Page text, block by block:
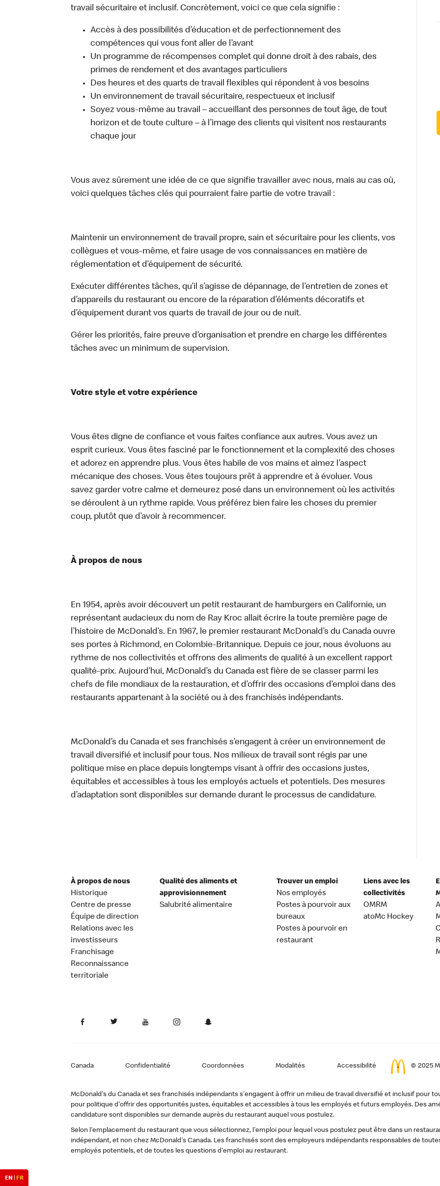
travail sécuritaire et inclusif. Concrètement, voici ce que cela signifie :
Accès à des possibilités d’éducation et de perfectionnement des
compétences qui vous font aller de l’avant
Un programme de récompenses complet qui donne droit à des rabais, des
primes de rendement et des avantages particuliers
Des heures et des quarts de travail flexibles qui répondent à vos besoins
Un environnement de travail sécuritaire, respectueux et inclusif
Soyez vous-même au travail – accueillant des personnes de tout âge, de tout
horizon et de toute culture – à l’image des clients qui visitent nos restaurants
chaque jour
Vous avez sûrement une idée de ce que signifie travailler avec nous, mais au cas où,
voici quelques tâches clés qui pourraient faire partie de votre travail :
Maintenir un environnement de travail propre, sain et sécuritaire pour les clients, vos
collègues et vous-même, et faire usage de vos connaissances en matière de
réglementation et d’équipement de sécurité.
Exécuter différentes tâches, qu’il s’agisse de dépannage, de l’entretien de zones et
d’appareils du restaurant ou encore de la réparation d’éléments décoratifs et
d’équipement durant vos quarts de travail de jour ou de nuit.
Gérer les priorités, faire preuve d’organisation et prendre en charge les différentes
tâches avec un minimum de supervision.
Votre style et votre expérience
Vous êtes digne de confiance et vous faites confiance aux autres. Vous avez un
esprit curieux. Vous êtes fasciné par le fonctionnement et la complexité des choses
et adorez en apprendre plus. Vous êtes habile de vos mains et aimez l’aspect
mécanique des choses. Vous êtes toujours prêt à apprendre et à évoluer. Vous
savez garder votre calme et demeurez posé dans un environnement où les activités
se déroulent à un rythme rapide. Vous préférez bien faire les choses du premier
coup, plutôt que d’avoir à recommencer.
À propos de nous
En 1954, après avoir découvert un petit restaurant de hamburgers en Californie, un
représentant audacieux du nom de Ray Kroc allait écrire la toute première page de
l’histoire de McDonald’s. En 1967, le premier restaurant McDonald’s du Canada ouvre
ses portes à Richmond, en Colombie-Britannique. Depuis ce jour, nous évoluons au
rythme de nos collectivités et offrons des aliments de qualité à un excellent rapport
qualité-prix. Aujourd’hui, McDonald’s du Canada est fière de se classer parmi les
chefs de file mondiaux de la restauration, et d’offrir des occasions d’emploi dans des
restaurants appartenant à la société ou à des franchisés indépendants.
McDonald’s du Canada et ses franchisés s’engagent à créer un environnement de
travail diversifié et inclusif pour tous. Nos milieux de travail sont régis par une
politique mise en place depuis longtemps visant à offrir des occasions justes,
équitables et accessibles à tous les employés actuels et potentiels. Des mesures
d’adaptation sont disponibles sur demande durant le processus de candidature.
À propos de nous
Historique
Centre de presse
Équipe de direction
Relations avec les
investisseurs
Franchisage
Reconnaissance
territoriale
Qualité des aliments et
approvisionnement
Salubrité alimentaire
Trouver un emploi
Nos employés
Postes à pourvoir aux
bureaux
Postes à pourvoir en
restaurant
Liens avec les
collectivités
OMRM
atoMc Hockey
Canada Confidentialité Coordonnées Modalités Accessibilité © 2025
McDonald's du Canada et ses franchisés indépendants s'engagent à offrir un milieu de travail diversifié et inclusif pour
pour politique d'offrir des opportunités justes, équitables et accessibles à tous les employés et futurs employés. Des
candidature sont disponibles sur demande auprès du restaurant auquel vous postulez.
Selon l'emplacement du restaurant que vous sélectionnez, l'emploi pour lequel vous postulez peut être dans un
indépendant, et non chez McDonald's Canada. Les franchisés sont des employeurs indépendants responsables de
employés potentiels, et de toutes les questions d'emploi au restaurant.
EN FR